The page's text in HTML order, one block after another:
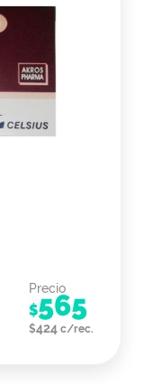
Precio
$565
$424 c/rec.